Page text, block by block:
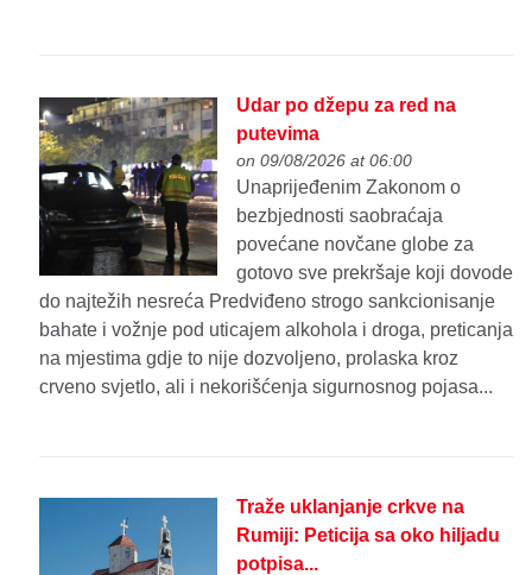
Udar po džepu za red na
putevima
on 09/08/2026 at 06:00
Unaprijeđenim Zakonom o
bezbjednosti saobraćaja
povećane novčane globe za
gotovo sve prekršaje koji dovode
do najtežih nesreća Predviđeno strogo sankcionisanje
bahate i vožnje pod uticajem alkohola i droga, preticanja
na mjestima gdje to nije dozvoljeno, prolaska kroz
crveno svjetlo, ali i nekorišćenja sigurnosnog pojasa...
Traže uklanjanje crkve na
Rumiji: Peticija sa oko hiljadu
potpisa...